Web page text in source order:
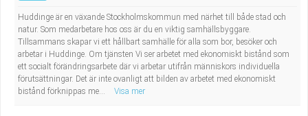
Huddinge är en växande Stockholmskommun med närhet till både stad och
natur. Som medarbetare hos oss är du en viktig samhällsbyggare.
Tillsammans skapar vi ett hållbart samhälle för alla som bor, besöker och
arbetar i Huddinge. Om tjänsten Vi ser arbetet med ekonomiskt bistånd som
ett socialt förändringsarbete där vi arbetar utifrån människors individuella
förutsättningar. Det är inte ovanligt att bilden av arbetet med ekonomiskt
bistånd förknippas me...
Visa mer